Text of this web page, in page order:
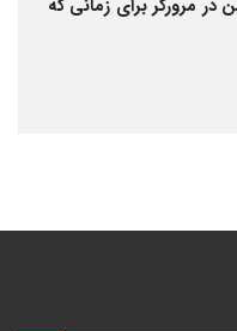
مرورگر برای زمانی که